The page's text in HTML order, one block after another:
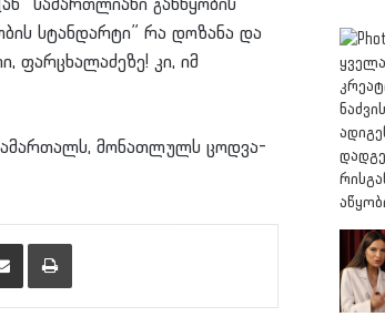
“სამართლიანი განწყობის
სტანდარტი” რა დოზანა და
ფარცხალაძეზე! კი, იმ
მონათლულს ცოდვა-
Share via Email Print